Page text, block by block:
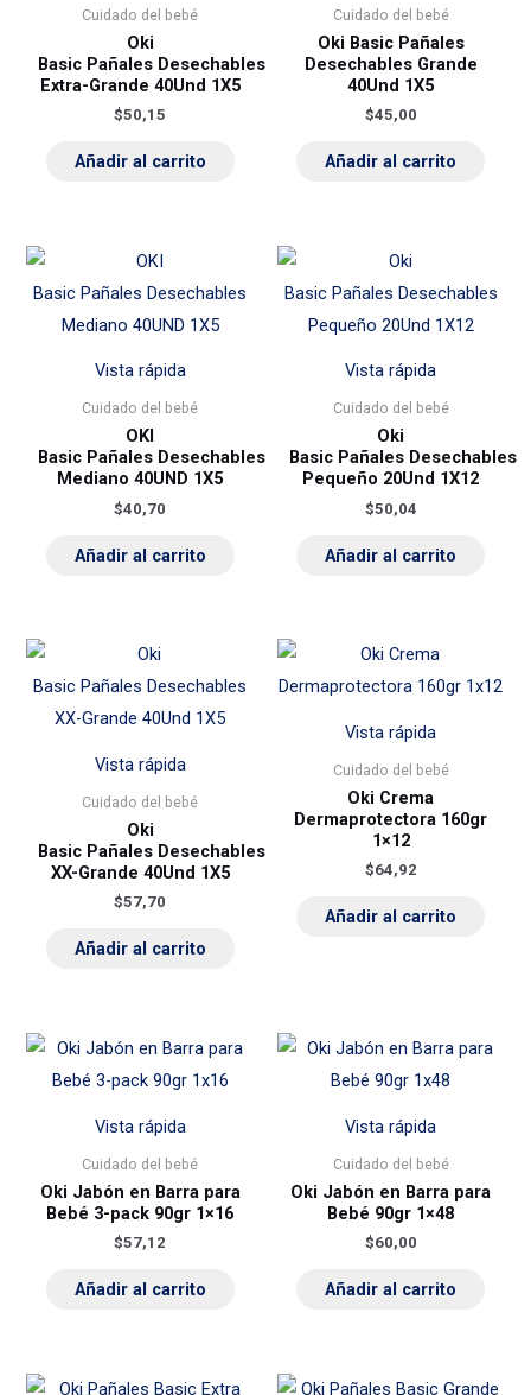
Cuidado del bebé
Oki
Basic Pañales Desechables
Extra-Grande 40Und 1X5
$50,15
Añadir al carrito
Cuidado del bebé
Oki Basic Pañales
Desechables Grande
40Und 1X5
$45,00
Añadir al carrito
Vista rápida
Cuidado del bebé
OKI
Basic Pañales Desechables
Mediano 40UND 1X5
$40,70
Añadir al carrito
Vista rápida
Cuidado del bebé
Oki
Basic Pañales Desechables
Pequeño 20Und 1X12
$50,04
Añadir al carrito
Vista rápida
Cuidado del bebé
Oki
Basic Pañales Desechables
XX-Grande 40Und 1X5
$57,70
Añadir al carrito
Vista rápida
Cuidado del bebé
Oki Crema
Dermaprotectora 160gr
1×12
$64,92
Añadir al carrito
Vista rápida
Cuidado del bebé
Oki Jabón en Barra para
Bebé 3-pack 90gr 1×16
$57,12
Añadir al carrito
Vista rápida
Cuidado del bebé
Oki Jabón en Barra para
Bebé 90gr 1×48
$60,00
Añadir al carrito